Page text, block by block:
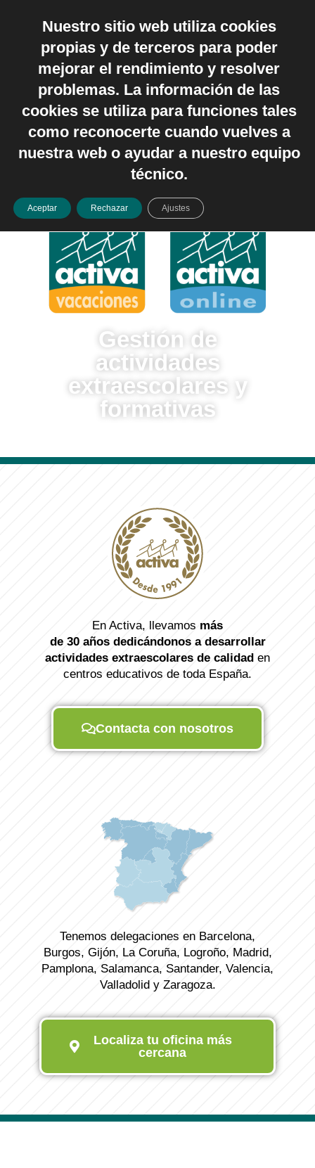
Español
Gestión de
actividades
extraescolares y
formativas
En Activa, llevamos más
de 30 años dedicándonos a desarrollar
actividades extraescolares de calidad en
centros educativos de toda España.
Contacta con nosotros
Tenemos delegaciones en Barcelona,
Burgos, Gijón, La Coruña, Logroño, Madrid,
Pamplona, Salamanca, Santander, Valencia,
Valladolid y Zaragoza.
Localiza tu oficina más
cercana
Nuestro sitio web utiliza cookies
propias y de terceros para poder
mejorar el rendimiento y resolver
problemas. La información de las
cookies se utiliza para funciones tales
como reconocerte cuando vuelves a
nuestra web o ayudar a nuestro equipo
técnico.
Aceptar Rechazar Ajustes